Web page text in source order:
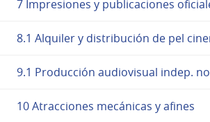
7 Impresiones y publicaciones
8.1 Alquiler y distribución de pel
9.1 Producción audiovisual indep.
10 Atracciones mecánicas y afines